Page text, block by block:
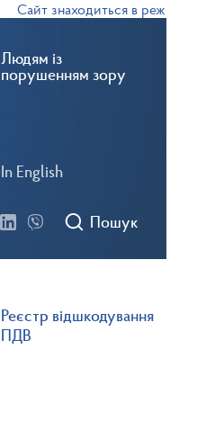
Сайт знаходиться в режимі
Людям із
порушенням зору
In English
Пошук
Реєстр відшкодування
ПДВ